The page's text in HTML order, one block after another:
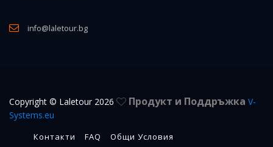
info@laletour.bg
Copyright © Laletour 2026 Продукт и Поддръжка V-
Systems.eu
Контакти FAQ Общи Условия